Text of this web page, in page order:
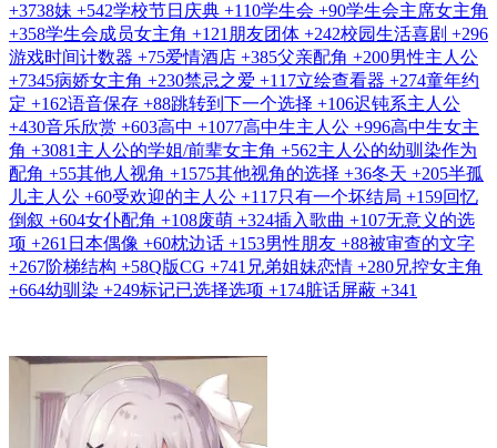
+3738妹 +542学校节日庆典 +110学生会 +90学生会主席女主角
+358学生会成员女主角 +121 朋友团体 +242校园生活喜剧 +296
游戏时间计数器 +75爱情酒店 +385父亲配角 +200男性主人公
+7345病娇女主角 +230禁忌之爱 +117立绘查看器 +274童年约
定 +162语音保存 +88跳转到下一个选择 +106迟钝系主人公
+430音乐欣赏 +603高中 +1077高中生主人公 +996高中生女主
角 +3081 主人公的学姐/前辈女主角 +562主人公的幼驯染作为
配角 +55其他人视角 +1575其他视角的选择 +36冬天 +205半孤
儿主人公 +60受欢迎的主人公 +117只有一个坏结局 +159回忆
倒叙 +604女仆配角 +108废萌 +324插入歌曲 +107无意义的选
项 +261 日本偶像 +60枕边话 +153男性朋友 +88被审查的文字
+267阶梯结构 +58Q版CG +741 兄弟姐妹恋情 +280兄控女主角
+664幼驯染 +249标记已选择选项 +174脏话屏蔽 +341